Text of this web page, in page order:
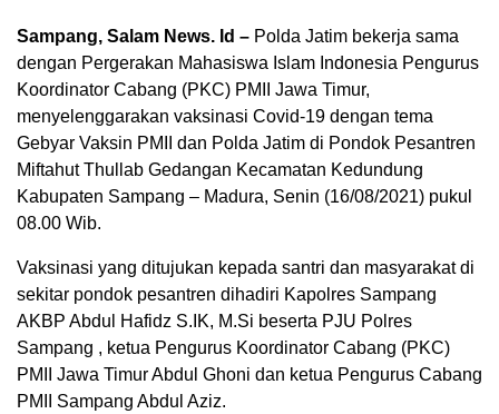
Sampang, Salam News. Id – Polda Jatim bekerja sama
dengan Pergerakan Mahasiswa Islam Indonesia Pengurus
Koordinator Cabang (PKC) PMII Jawa Timur,
menyelenggarakan vaksinasi Covid-19 dengan tema
Gebyar Vaksin PMII dan Polda Jatim di Pondok Pesantren
Miftahut Thullab Gedangan Kecamatan Kedundung
Kabupaten Sampang – Madura, Senin (16/08/2021) pukul
08.00 Wib.
Vaksinasi yang ditujukan kepada santri dan masyarakat di
sekitar pondok pesantren dihadiri Kapolres Sampang
AKBP Abdul Hafidz S.IK, M.Si beserta PJU Polres
Sampang , ketua Pengurus Koordinator Cabang (PKC)
PMII Jawa Timur Abdul Ghoni dan ketua Pengurus Cabang
PMII Sampang Abdul Aziz.